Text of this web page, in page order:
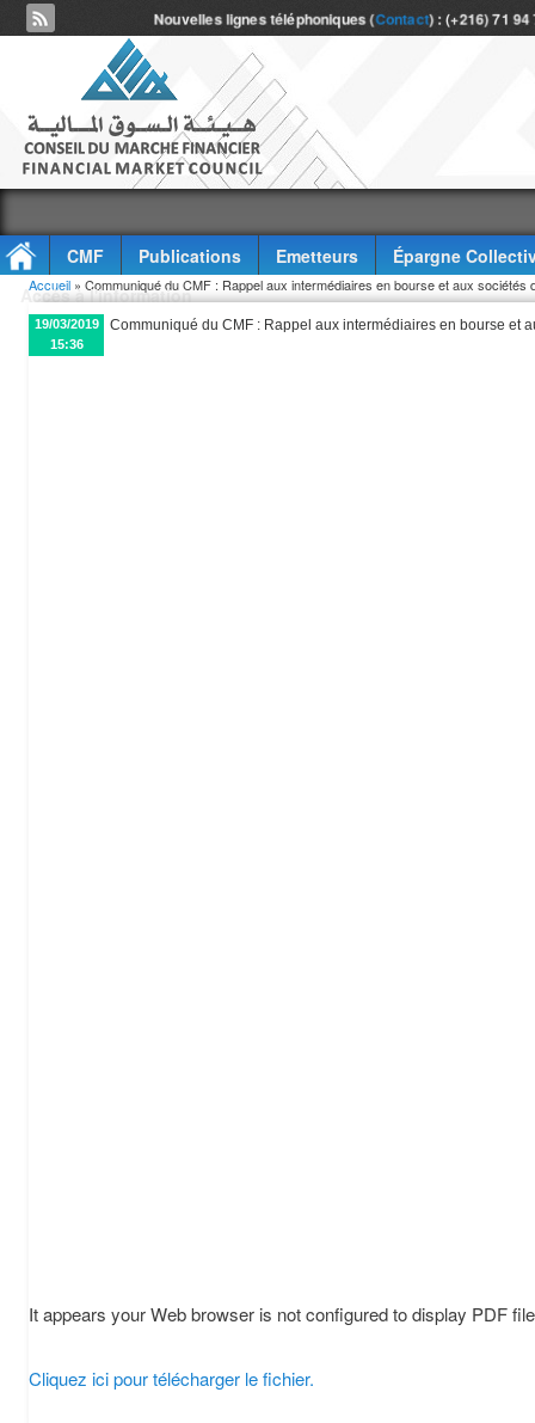
Nouvelles lignes téléphoniques (Contact) : (+216) 71
CMF Publications Emetteurs
Épargne
Accès à l'information
Vous êtes ici
Accueil » Communiqué du CMF : Rappel aux intermédiaires en bourse et aux sociétés
19/03/2019
15:36
Communiqué du CMF : Rappel aux intermédiaires en bourse et
It appears your Web browser is not configured to display PDF
Cliquez ici pour télécharger le fichier.